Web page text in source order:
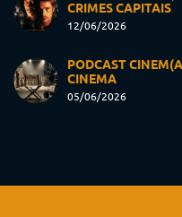
CRIMES CAPITAIS
12/06/2026
PODCAST
CINEMA
05/06/2026